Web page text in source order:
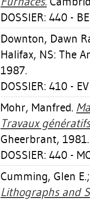
DOSSIER: 440 -
Downton, Dawn
Halifax, NS: The
1987.
DOSSIER: 410 -
Mohr, Manfred.
Travaux
Gheerbrant, 1981.
DOSSIER: 440 -
Cumming, Glen E.
Lithographs and